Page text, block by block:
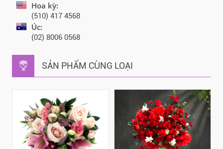
Hoa kỳ:
(510) 417 4568
Úc:
(02) 8006 0568
SẢN PHẨM CÙNG LOẠI